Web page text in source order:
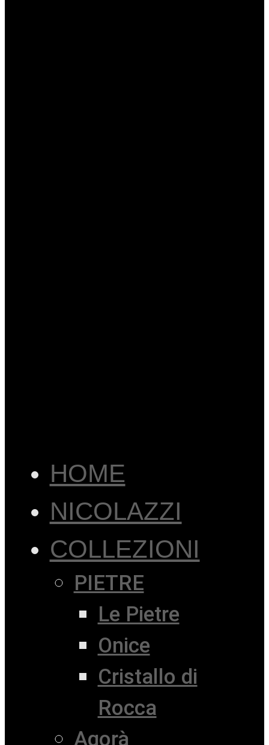
HOME
NICOLAZZI
COLLEZIONI
PIETRE
Le Pietre
Onice
Cristallo di
Rocca
Agorà